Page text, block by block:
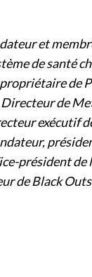
et
de santé
de
Directeur de
exécutif
président
de Black